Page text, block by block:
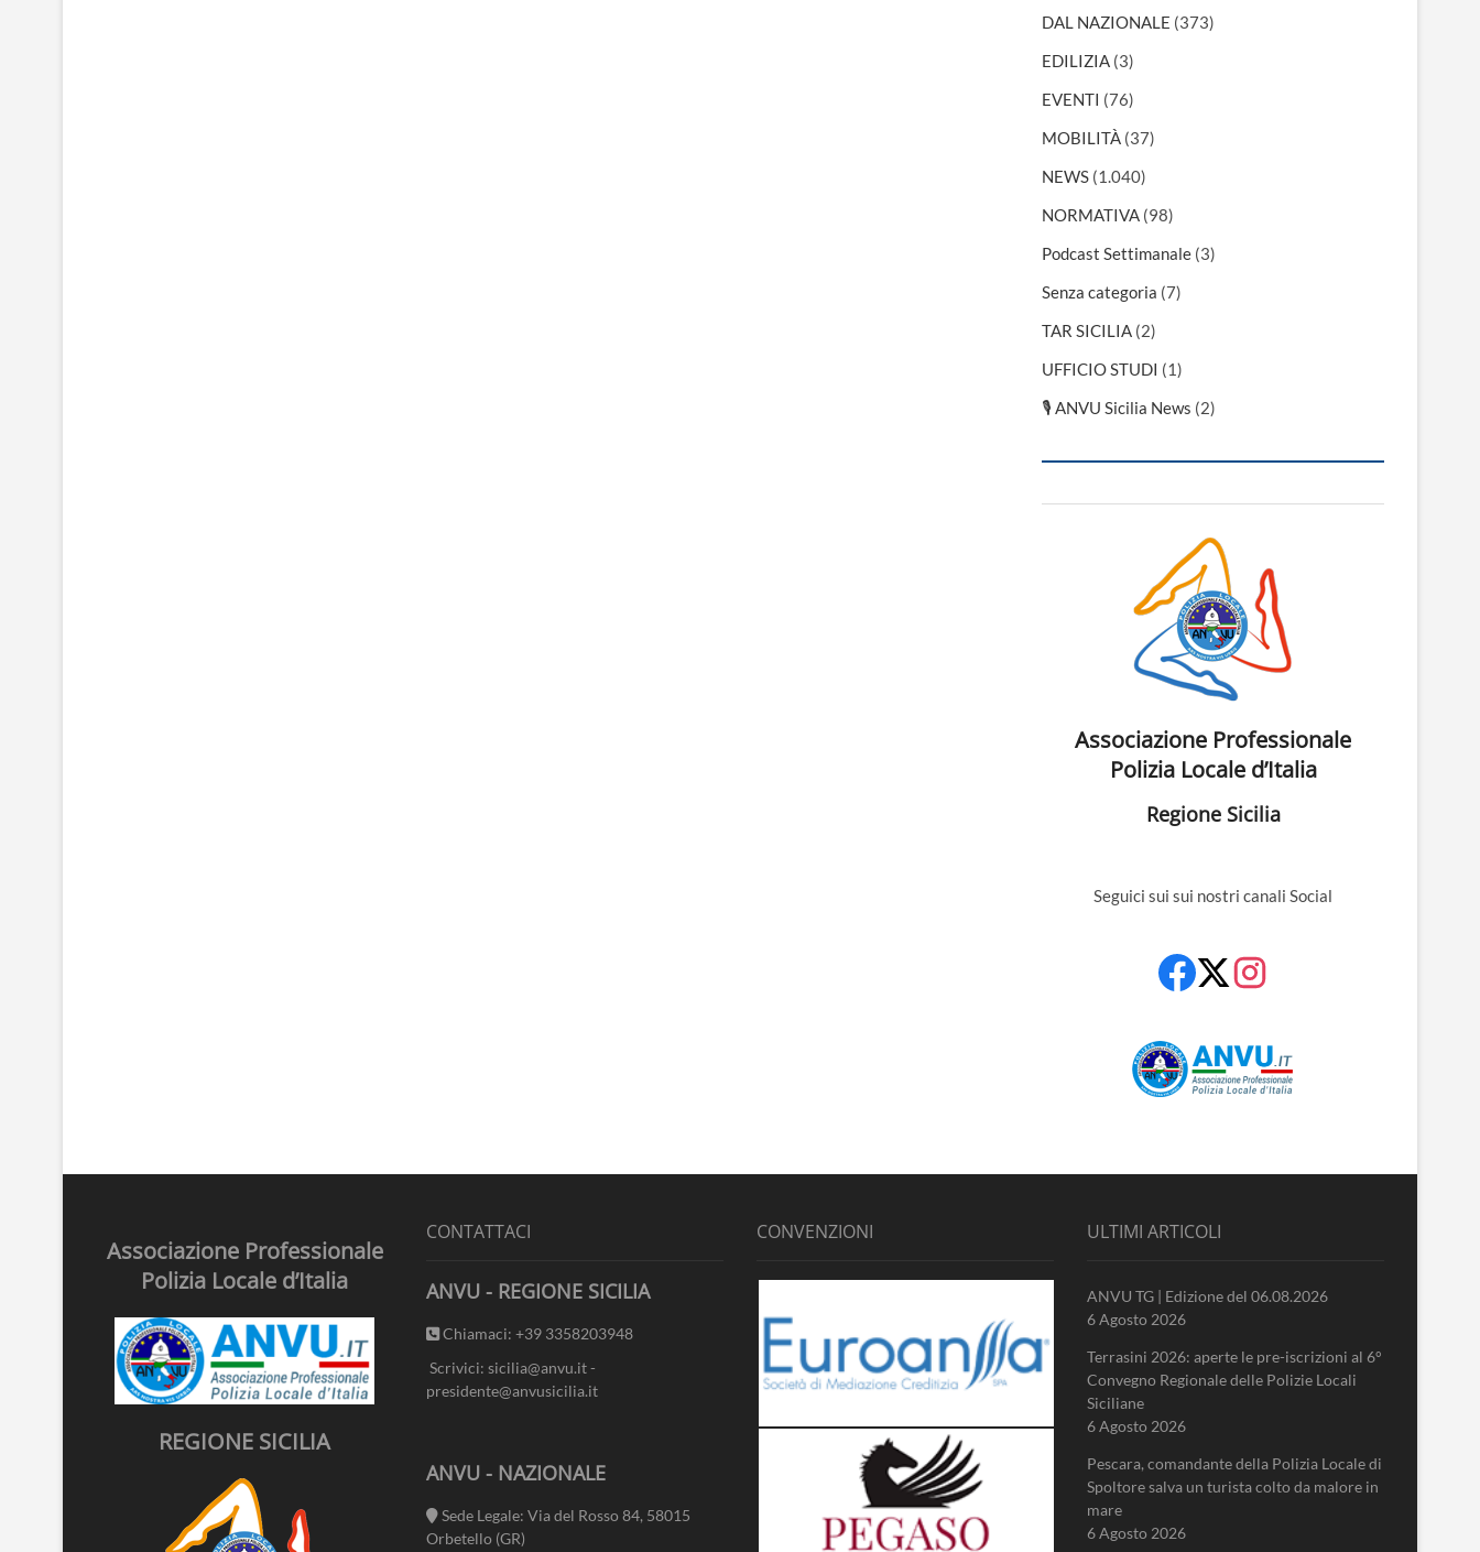
DAL NAZIONALE (373)
EDILIZIA (3)
EVENTI (76)
MOBILITÀ (37)
NEWS (1.040)
NORMATIVA (98)
Podcast Settimanale (3)
Senza categoria (7)
TAR SICILIA (2)
UFFICIO STUDI (1)
🎙 ANVU Sicilia News (2)
Associazione Professionale
Polizia Locale d’Italia
Regione Sicilia
Seguici sui sui nostri canali Social
Associazione Professionale
Polizia Locale d’Italia
REGIONE SICILIA
CONTATTACI
ANVU - REGIONE SICILIA
Chiamaci: +39 3358203948
Scrivici: sicilia@anvu.it -
presidente@anvusicilia.it
ANVU - NAZIONALE
Sede Legale: Via del Rosso 84, 58015
Orbetello (GR)
CONVENZIONI ULTIMI ARTICOLI
ANVU TG | Edizione del 06.08.2026
6 Agosto 2026
Terrasini 2026: aperte le pre-iscrizioni al 6°
Convegno Regionale delle Polizie Locali
Siciliane
6 Agosto 2026
Pescara, comandante della Polizia Locale di
Spoltore salva un turista colto da malore in
mare
6 Agosto 2026